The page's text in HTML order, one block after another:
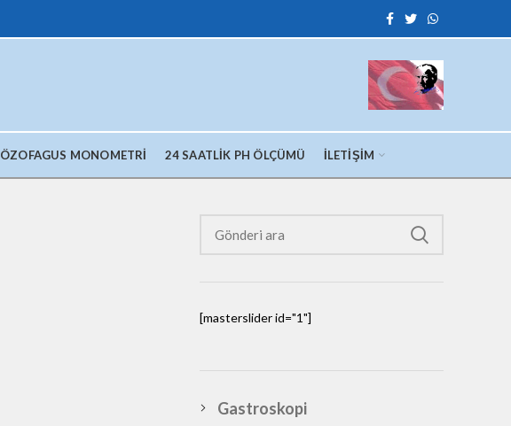
ÖZOFAGUS MONOMETRI 24 SAATLIK PH ÖLÇÜMÜ İLETIŞIM
[masterslider id="1"]
Gastroskopi